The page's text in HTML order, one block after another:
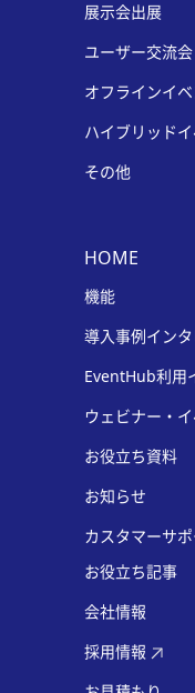
展示会出展
ユーザー交流会
オフラインイ
ハイブリッド
その他
HOME
機能
導入事例イン
EventHub利用
ウェビナー・
お役立ち資料
お知らせ
カスタマーサ
お役立ち記事
会社情報
採用情報